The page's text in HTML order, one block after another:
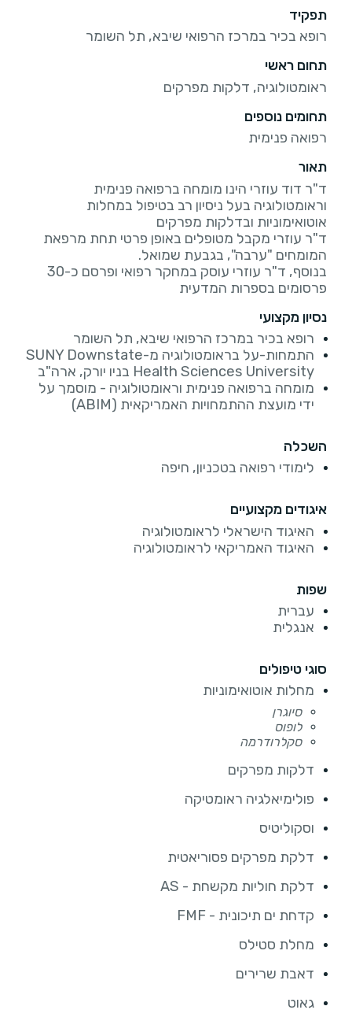
תפקיד
רופא בכיר במרכז הרפואי שיבא, תל השומר
תחום ראשי
ראומטולוגיה, דלקות מפרקים
תחומים נוספים
רפואה פנימית
תאור
ד"ר דוד עוזרי הינו מומחה ברפואה פנימית
וראומטולוגיה בעל ניסיון רב בטיפול במחלות
ד"ר עוזרי מקבל מטופלים באופן פרטי תחת מרפאת
בנוסף, ד"ר עוזרי עוסק במחקר רפואי ופרסם כ-30
פרסומים בספרות המדעית
נסיון מקצועי
רופא בכיר במרכז הרפואי שיבא, תל השומר
התמחות-על בראומטולוגיה מ-SUNY Downstate
Health Sciences University בניו יורק, ארה"ב
מומחה ברפואה פנימית וראומטולוגיה - מוסמך על
ידי מועצת ההתמחויות האמריקאית (ABIM)
השכלה
לימודי רפואה בטכניון, חיפה
איגודים מקצועיים
האיגוד הישראלי לראומטולוגיה
האיגוד האמריקאי לראומטולוגיה
שפות
עברית
אנגלית
סוגי טיפולים
מחלות אוטואימוניות
סיוגרן
לופוס
סקלרודרמה
דלקות מפרקים
פולימיאלגיה ראומטיקה
וסקוליטיס
דלקת מפרקים פסוריאטית
דלקת חוליות מקשחת - AS
קדחת ים תיכונית - FMF
מחלת סטילס
דאבת שרירים
גאוט